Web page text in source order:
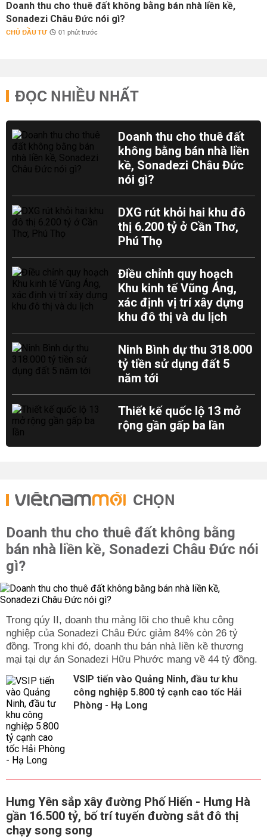
Doanh thu cho thuê đất không bằng bán nhà liền kề,
Sonadezi Châu Đức nói gì?
CHỦ ĐẦU TƯ 01 phút trước
ĐỌC NHIỀU NHẤT
Doanh thu cho thuê đất
không bằng bán nhà liền
kề, Sonadezi Châu Đức
nói gì?
DXG rút khỏi hai khu đô
thị 6.200 tỷ ở Cần Thơ,
Phú Thọ
Điều chỉnh quy hoạch
Khu kinh tế Vũng Áng,
xác định vị trí xây dựng
khu đô thị và du lịch
Ninh Bình dự thu 318.000
tỷ tiền sử dụng đất 5
năm tới
Thiết kế quốc lộ 13 mở
rộng gần gấp ba lần
CHỌN
Doanh thu cho thuê đất không bằng
bán nhà liền kề, Sonadezi Châu Đức nói
gì?
Trong qúy II, doanh thu mảng lõi cho thuê khu công
nghiệp của Sonadezi Châu Đức giảm 84% còn 26 tỷ
đồng. Trong khi đó, doanh thu bán nhà liền kề thương
mại tại dự án Sonadezi Hữu Phước mang về 44 tỷ đồng.
VSIP tiến vào Quảng Ninh, đầu tư khu
công nghiệp 5.800 tỷ cạnh cao tốc Hải
Phòng - Hạ Long
Hưng Yên sắp xây đường Phố Hiến - Hưng Hà
gần 16.500 tỷ, bố trí tuyến đường sắt đô thị
chạy song song